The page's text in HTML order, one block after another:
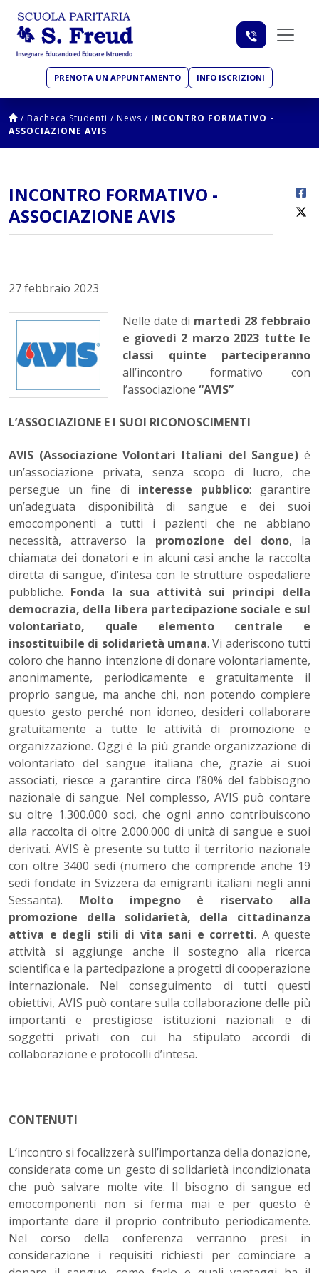
PRENOTA UN APPUNTAMENTO INFO ISCRIZIONI
/ Bacheca Studenti / News / INCONTRO FORMATIVO -
ASSOCIAZIONE AVIS
INCONTRO FORMATIVO -
ASSOCIAZIONE AVIS
27 febbraio 2023
Nelle date di martedì 28 febbraio
e giovedì 2 marzo 2023 tutte le
classi quinte parteciperanno
all’incontro formativo con
l’associazione “AVIS”
L’ASSOCIAZIONE E I SUOI RICONOSCIMENTI
AVIS (Associazione Volontari Italiani del Sangue) è
un’associazione privata, senza scopo di lucro, che
persegue un fine di interesse pubblico: garantire
un’adeguata disponibilità di sangue e dei suoi
emocomponenti a tutti i pazienti che ne abbiano
necessità, attraverso la promozione del dono, la
chiamata dei donatori e in alcuni casi anche la raccolta
diretta di sangue, d’intesa con le strutture ospedaliere
pubbliche. Fonda la sua attività sui principi della
democrazia, della libera partecipazione sociale e sul
volontariato, quale elemento centrale e
insostituibile di solidarietà umana. Vi aderiscono tutti
coloro che hanno intenzione di donare volontariamente,
anonimamente, periodicamente e gratuitamente il
proprio sangue, ma anche chi, non potendo compiere
questo gesto perché non idoneo, desideri collaborare
gratuitamente a tutte le attività di promozione e
organizzazione. Oggi è la più grande organizzazione di
volontariato del sangue italiana che, grazie ai suoi
associati, riesce a garantire circa l’80% del fabbisogno
nazionale di sangue. Nel complesso, AVIS può contare
su oltre 1.300.000 soci, che ogni anno contribuiscono
alla raccolta di oltre 2.000.000 di unità di sangue e suoi
derivati. AVIS è presente su tutto il territorio nazionale
con oltre 3400 sedi (numero che comprende anche 19
sedi fondate in Svizzera da emigranti italiani negli anni
Sessanta). Molto impegno è riservato alla
promozione della solidarietà, della cittadinanza
attiva e degli stili di vita sani e corretti. A queste
attività si aggiunge anche il sostegno alla ricerca
scientifica e la partecipazione a progetti di cooperazione
internazionale. Nel conseguimento di tutti questi
obiettivi, AVIS può contare sulla collaborazione delle più
importanti e prestigiose istituzioni nazionali e di
soggetti privati con cui ha stipulato accordi di
collaborazione e protocolli d’intesa.
CONTENUTI
L’incontro si focalizzerà sull’importanza della donazione,
considerata come un gesto di solidarietà incondizionata
che può salvare molte vite. Il bisogno di sangue ed
emocomponenti non si ferma mai e per questo è
importante dare il proprio contributo periodicamente.
Nel corso della conferenza verranno presi in
considerazione i requisiti richiesti per cominciare a